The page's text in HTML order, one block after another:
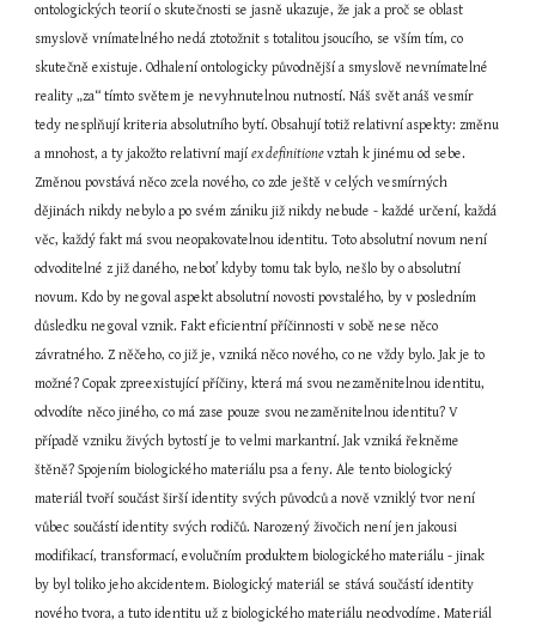
ontologických teorií o skutečnosti se jasně ukazuje, že jak a proč se oblast
smyslově vnímatelného nedá ztotožnit s totalitou jsoucího, se vším tím, co
skutečně existuje. Odhalení ontologicky původnější a smyslově nevnímatelné
reality „za“ tímto světem je nevyhnutelnou nutností. Náš svět anáš vesmír
tedy nesplňují kriteria absolutního bytí. Obsahují totiž relativní aspekty: změnu
a mnohost, a ty jakožto relativní mají ex definitione vztah k jinému od sebe.
Změnou povstává něco zcela nového, co zde ještě v celých vesmírných
dějinách nikdy nebylo a po svém zániku již nikdy nebude - každé určení, každá
věc, každý fakt má svou neopakovatelnou identitu. Toto absolutní novum není
odvoditelné z již daného, neboť kdyby tomu tak bylo, nešlo by o absolutní
novum. Kdo by negoval aspekt absolutní novosti povstalého, by v posledním
důsledku negoval vznik. Fakt eficientní příčinnosti v sobě nese něco
závratného. Z něčeho, co již je, vzniká něco nového, co ne vždy bylo. Jak je to
možné? Copak zpreexistující příčiny, která má svou nezaměnitelnou identitu,
odvodíte něco jiného, co má zase pouze svou nezaměnitelnou identitu? V
případě vzniku živých bytostí je to velmi markantní. Jak vzniká řekněme
štěně? Spojením biologického materiálu psa a feny. Ale tento biologický
materiál tvoří součást širší identity svých původců a nově vzniklý tvor není
vůbec součástí identity svých rodičů. Narozený živočich není jen jakousi
modifikací, transformací, evolučním produktem biologického materiálu - jinak
by byl toliko jeho akcidentem. Biologický materiál se stává součástí identity
nového tvora, a tuto identitu už z biologického materiálu neodvodíme. Materiál